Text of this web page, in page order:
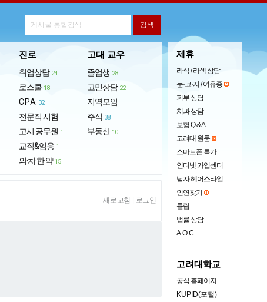
진로
취업상담 24
로스쿨 18
CPA 32
전문직 시험
고시·공무원 1
교직&임용 1
의·치·한·약 15
고대 교우
졸업생 28
고민상담 22
지역모임
주식 38
부동산 10
새로고침 로그인
제휴
라식 / 라섹 상담
눈·코·지 / 여유증
피부 상담
치과 상담
보험 Q & A
고려대 원룸
스마트폰 특가
인터넷 가입센터
남자 헤어스타일
인연찾기
튤립
법률 상담
AOC
고려대학교
공식 홈페이지
KUPID(포털)